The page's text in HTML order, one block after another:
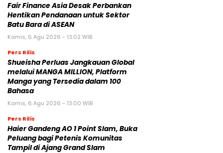
Fair Finance Asia Desak Perbankan
Hentikan Pendanaan untuk Sektor
Batu Bara di ASEAN
Kamis, 6 Agu 2026 - 13:02 WIB
Pers Rilis
Shueisha Perluas Jangkauan Global
melalui MANGA MILLION, Platform
Manga yang Tersedia dalam 100
Bahasa
Kamis, 6 Agu 2026 - 13:00 WIB
Pers Rilis
Haier Gandeng AO 1 Point Slam, Buka
Peluang bagi Petenis Komunitas
Tampil di Ajang Grand Slam